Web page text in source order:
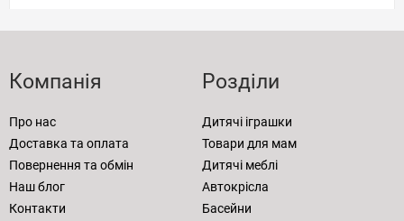
Компанія
Про нас
Доставка та оплата
Повернення та обмін
Наш блог
Контакти
Розділи
Дитячі іграшки
Товари для мам
Дитячі меблі
Автокрісла
Басейни